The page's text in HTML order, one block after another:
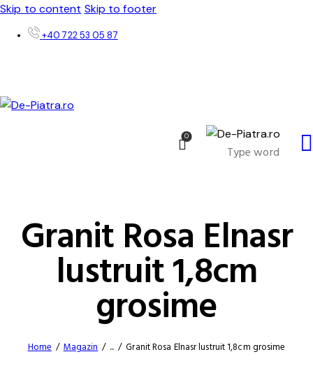
Skip to content Skip to footer
+40 722 53 05 87
0
Granit Rosa Elnasr
lustruit 1,8cm
grosime
Home Magazin ... Granit Rosa Elnasr lustruit 1,8cm grosime